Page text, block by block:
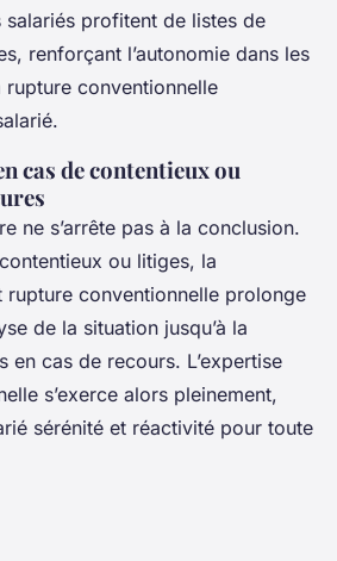
profitent de listes de
renforçant l’autonomie dans les
conventionnelle
cas de contentieux ou
ne s’arrête pas à la conclusion.
ou litiges, la
rupture conventionnelle prolonge
de la situation jusqu’à la
en cas de recours. L’expertise
s’exerce alors pleinement,
sérénité et réactivité pour toute